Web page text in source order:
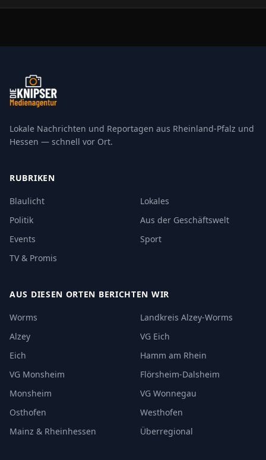
Lokale Nachrichten und Reportagen aus Rheinland-Pfalz und
Hessen — schnell vor Ort.
RUBRIKEN
Blaulicht
Lokales
Politik
Aus der Geschäftswelt
Events
Sport
TV & Promis
AUS DIESEN ORTEN BERICHTEN WIR
Worms
Landkreis Alzey-Worms
Alzey
VG Eich
Eich
Hamm am Rhein
VG Monsheim
Flörsheim-Dalsheim
Monsheim
VG Wonnegau
Osthofen
Westhofen
Mainz & Rheinhessen
Überregional